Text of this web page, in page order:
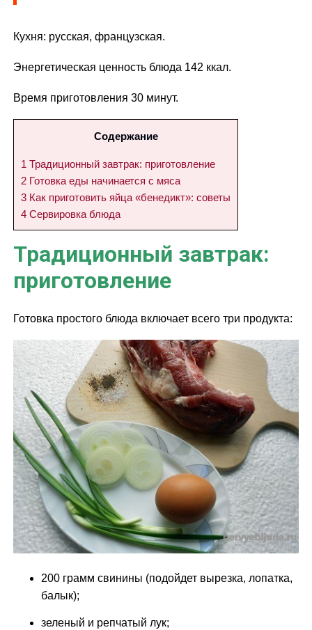
Кухня: русская, французская.
Энергетическая ценность блюда 142 ккал.
Время приготовления 30 минут.
Содержание
1 Традиционный завтрак: приготовление
2 Готовка еды начинается с мяса
3 Как приготовить яйца «бенедикт»: советы
4 Сервировка блюда
Традиционный завтрак:
приготовление
Готовка простого блюда включает всего три продукта:
200 грамм свинины (подойдет вырезка, лопатка,
балык);
зеленый и репчатый лук;